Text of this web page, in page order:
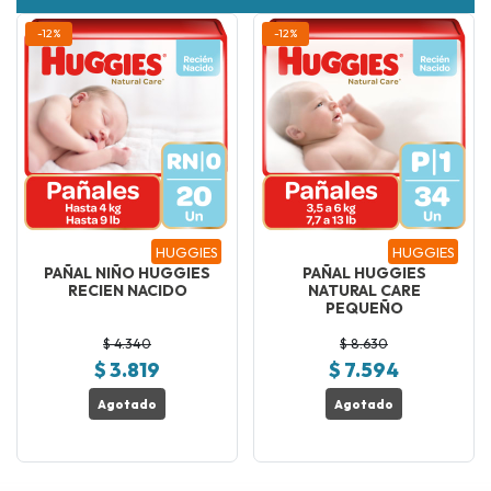
-12%
HUGGIES
PAÑAL NIÑO HUGGIES
RECIEN NACIDO
$ 4.340
$ 3.819
Agotado
-12%
HUGGIES
PAÑAL HUGGIES
NATURAL CARE
PEQUEÑO
$ 8.630
$ 7.594
Agotado